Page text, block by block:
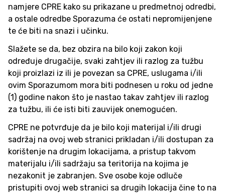
namjere CPRE kako su prikazane u predmetnoj odredbi,
a ostale odredbe Sporazuma će ostati nepromijenjene
te će biti na snazi i učinku.
Slažete se da, bez obzira na bilo koji zakon koji
određuje drugačije, svaki zahtjev ili razlog za tužbu
koji proizlazi iz ili je povezan sa CPRE, uslugama i/ili
ovim Sporazumom mora biti podnesen u roku od jedne
(1) godine nakon što je nastao takav zahtjev ili razlog
za tužbu, ili će isti biti zauvijek onemogućen.
CPRE ne potvrđuje da je bilo koji materijal i/ili drugi
sadržaj na ovoj web stranici prikladan i/ili dostupan za
korištenje na drugim lokacijama, a pristup takvom
materijalu i/ili sadržaju sa teritorija na kojima je
nezakonit je zabranjen. Sve osobe koje odluče
pristupiti ovoj web stranici sa drugih lokacija čine to na